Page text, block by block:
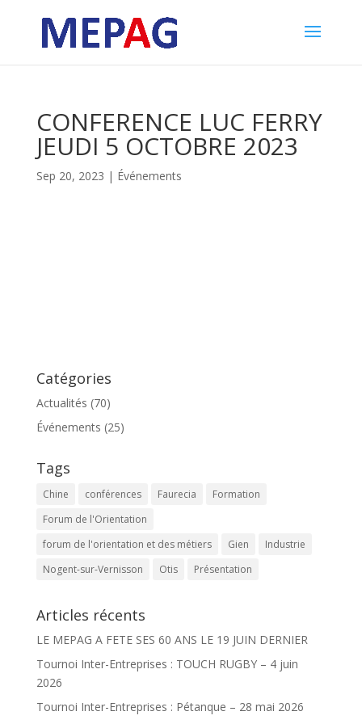
CONFERENCE LUC FERRY
JEUDI 5 OCTOBRE 2023
Sep 20, 2023 | Événements
Catégories
Actualités (70)
Événements (25)
Tags
Chine conférences Faurecia
Formation
Forum de l'Orientation
forum de l'orientation et des métiers
Gien
Industrie
Nogent-sur-Vernisson
Otis Présentation
Articles récents
LE MEPAG A FETE SES 60 ANS LE 19 JUIN DERNIER
Tournoi Inter-Entreprises : TOUCH RUGBY – 4 juin
2026
Tournoi Inter-Entreprises : Pétanque – 28 mai 2026